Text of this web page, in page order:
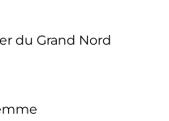
du Grand Nord